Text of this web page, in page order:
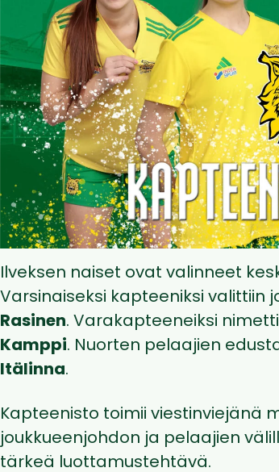
Ilveksen naiset ovat valinneet
Varsinaiseksi kapteeniksi valittiin
Rasinen. Varakapteeneiksi
Kamppi. Nuorten pelaajien
Itälinna.
Kapteenisto toimii viestinviejänä
joukkueenjohdon ja pelaajien
tärkeä luottamustehtävä.